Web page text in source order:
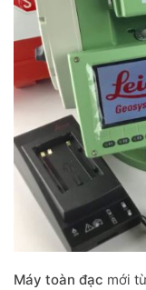
Máy toàn đạc mới